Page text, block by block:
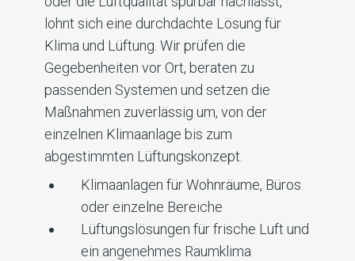
lohnt sich eine durchdachte Lösung für
Klima und Lüftung. Wir prüfen die
Gegebenheiten vor Ort, beraten zu
passenden Systemen und setzen die
Maßnahmen zuverlässig um, von der
einzelnen Klimaanlage bis zum
abgestimmten Lüftungskonzept.
Klimaanlagen für Wohnräume, Büros
oder einzelne Bereiche
Lüftungslösungen für frische Luft und
ein angenehmes Raumklima